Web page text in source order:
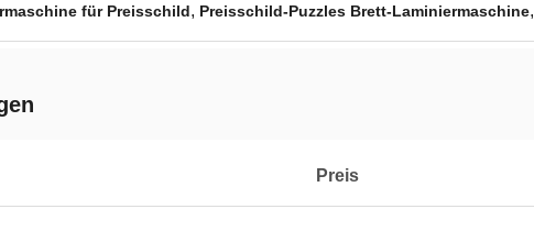
für Preisschild, Preisschild-Puzzles Brett-Laminiermaschine,
Preis